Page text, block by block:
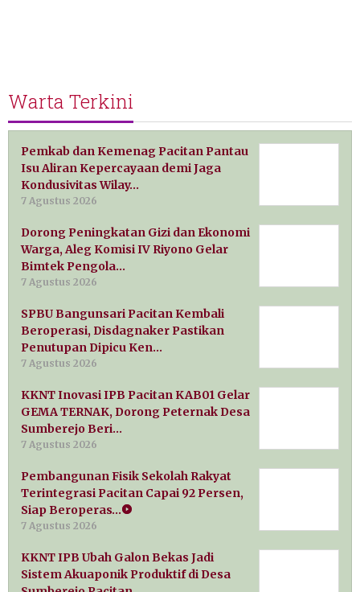
Warta Terkini
Pemkab dan Kemenag Pacitan Pantau
Isu Aliran Kepercayaan demi Jaga
Kondusivitas Wilay…
7 Agustus 2026
Dorong Peningkatan Gizi dan Ekonomi
Warga, Aleg Komisi IV Riyono Gelar
Bimtek Pengola…
7 Agustus 2026
SPBU Bangunsari Pacitan Kembali
Beroperasi, Disdagnaker Pastikan
Penutupan Dipicu Ken…
7 Agustus 2026
KKNT Inovasi IPB Pacitan KAB01 Gelar
GEMA TERNAK, Dorong Peternak Desa
Sumberejo Beri…
7 Agustus 2026
Pembangunan Fisik Sekolah Rakyat
Terintegrasi Pacitan Capai 92 Persen,
Siap Beroperas…
7 Agustus 2026
KKNT IPB Ubah Galon Bekas Jadi
Sistem Akuaponik Produktif di Desa